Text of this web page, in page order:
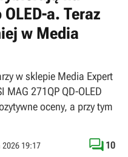
a. Teraz
w Media
w sklepie Media Expert
MAG 271QP QD-OLED
oceny, a przy tym
2026 19:17  10